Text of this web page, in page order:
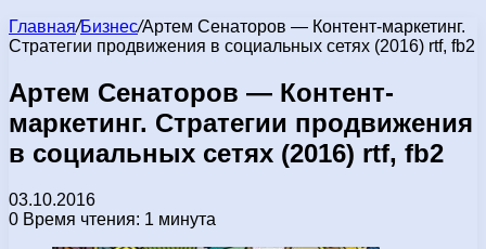
Главная/Бизнес/Артем Сенаторов — Контент-маркетинг.
Стратегии продвижения в социальных сетях (2016) rtf, fb2
Артем Сенаторов — Контент-
маркетинг. Стратегии продвижения
в социальных сетях (2016) rtf, fb2
03.10.2016
0 Время чтения: 1 минута